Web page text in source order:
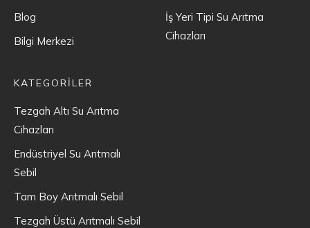
Blog
Bilgi Merkezi
İş Yeri Tipi Su Arıtma
Cihazları
KATEGORİLER
Tezgah Altı Su Arıtma
Cihazları
Endüstriyel Su Arıtmalı
Sebil
Tam Boy Arıtmalı Sebil
Tezgah Üstü Arıtmalı Sebil